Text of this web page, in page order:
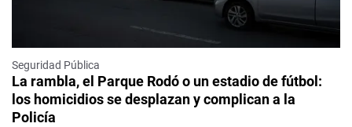
Seguridad Pública
La rambla, el Parque Rodó o un estadio de fútbol:
los homicidios se desplazan y complican a la
Policía